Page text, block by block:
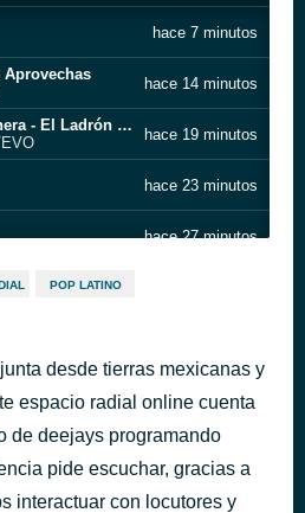
hace 7 minutos
hace 14 minutos
La Sonora Santanera - El Ladrón ft. Julieta Venegas
hace 19 minutos
hace 23 minutos
hace 27 minutos
vivo)
hace 46 minutos
POP LATINO
desde tierras mexicanas y
espacio radial online cuenta
de deejays programando
pide escuchar, gracias a
interactuar con locutores y